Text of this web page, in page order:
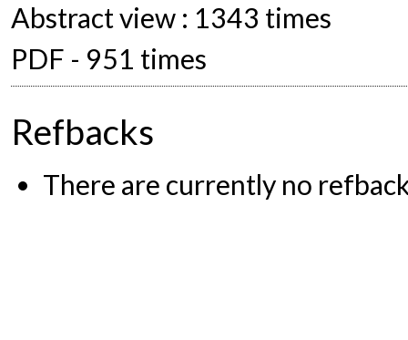
Abstract view : 1343 times
PDF - 951 times
Refbacks
There are currently no